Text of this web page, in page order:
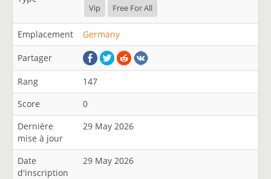
Vip
Free For All
Emplacement Germany
Partager
Rang
147
Score
0
Dernière
mise à jour
29 May 2026
Date
d'inscription
29 May 2026